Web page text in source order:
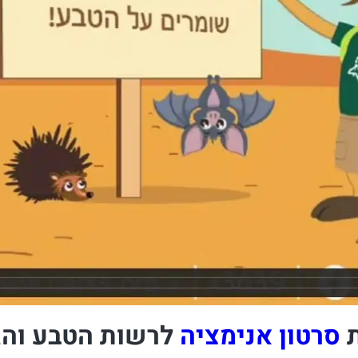
סרטון אנימציה לרשות הטבע